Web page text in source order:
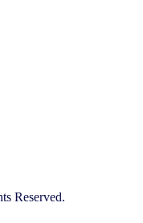
Reserved.